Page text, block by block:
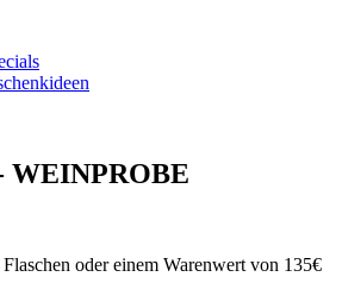
WEINPROBE
oder einem Warenwert von 135€